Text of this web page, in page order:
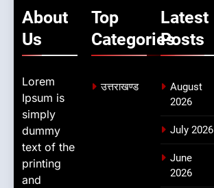
About
Us
Lorem
Ipsum is
simply
dummy
text of the
printing
and
Top
Categories
उत्तराखण्ड
Latest
Posts
August
2026
July 2026
June
2026